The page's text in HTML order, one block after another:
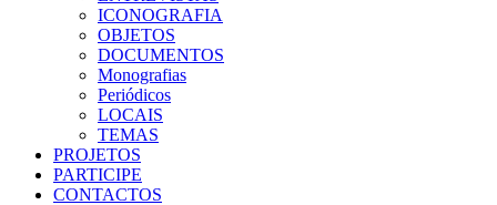
ICONOGRAFIA
OBJETOS
DOCUMENTOS
Monografias
Periódicos
LOCAIS
TEMAS
PROJETOS
PARTICIPE
CONTACTOS